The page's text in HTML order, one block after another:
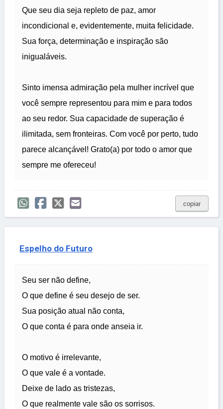
Que seu dia seja repleto de paz, amor
incondicional e, evidentemente, muita felicidade.
Sua força, determinação e inspiração são
inigualáveis.
Sinto imensa admiração pela mulher incrível que
você sempre representou para mim e para todos
ao seu redor. Sua capacidade de superação é
ilimitada, sem fronteiras. Com você por perto, tudo
parece alcançável! Grato(a) por todo o amor que
sempre me ofereceu!
copiar
Espelho do Futuro
Seu ser não define,
O que define é seu desejo de ser.
Sua posição atual não conta,
O que conta é para onde anseia ir.
O motivo é irrelevante,
O que vale é a vontade.
Deixe de lado as tristezas,
O que realmente vale são os sorrisos.